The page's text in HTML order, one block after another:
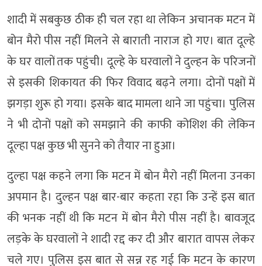
शादी में सबकुछ ठीक ही चल रहा था लेकिन अचानक मटन में
बोन मैरो पीस नहीं मिलने से बाराती नाराज हो गए। बात दूल्हे
के घर वालों तक पहुंची। दूल्हे के घरवालों ने दुल्हन के परिजनों
से इसकी शिकायत की फिर विवाद बढ़ने लगा। दोनों पक्षों में
झगड़ा शुरू हो गया। इसके बाद मामला थाने जा पहुंचा। पुलिस
ने भी दोनों पक्षों को समझाने की काफी कोशिश की लेकिन
दूल्हा पक्ष कुछ भी सुनने को तैयार ना हुआ।
दुल्हा पक्ष कहने लगा कि मटन में बोन मैरो नहीं मिलना उनका
अपमान है। दुल्हन पक्ष बार-बार कहता रहा कि उन्हें इस बात
की भनक नहीं थी कि मटन में बोन मैरो पीस नहीं है। बावजूद
लड़के के घरवालों ने शादी रद्द कर दी और बारात वापस लेकर
चले गए। पुलिस इस बात से सन्न रह गई कि मटन के कारण